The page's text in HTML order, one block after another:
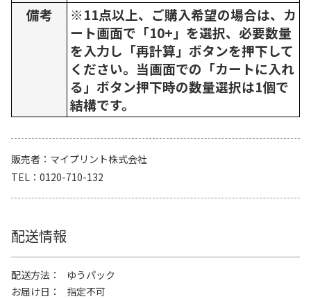
備考
※11点以上、ご購入希望の場合は、カ
ート画面で「10+」を選択、必要数量
を入力し「再計算」ボタンを押下して
ください。当画面での「カートに入れ
る」ボタン押下時の数量選択は1個で
結構です。
販売者
マイプリント株式会社
TEL
0120-710-132
配送情報
配送方法
ゆうパック
お届け日
指定不可